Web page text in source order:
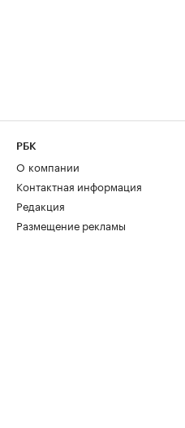
РБК
О компании
Контактная информация
Редакция
Размещение рекламы